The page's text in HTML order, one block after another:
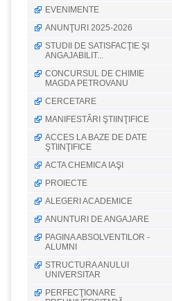
EVENIMENTE
ANUNŢURI 2025-2026
STUDII DE SATISFACŢIE ŞI
ANGAJABILIT...
CONCURSUL DE CHIMIE
MAGDA PETROVANU
CERCETARE
MANIFESTĂRI ŞTIINŢIFICE
ACCES LA BAZE DE DATE
ŞTIINŢIFICE
ACTA CHEMICA IAŞI
PROIECTE
ALEGERI ACADEMICE
ANUNTURI DE ANGAJARE
PAGINA ABSOLVENTILOR -
ALUMNI
STRUCTURA ANULUI
UNIVERSITAR
PERFECŢIONARE